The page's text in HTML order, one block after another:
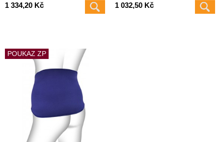
1 334,20 Kč 1 032,50 Kč
POUKAZ ZP